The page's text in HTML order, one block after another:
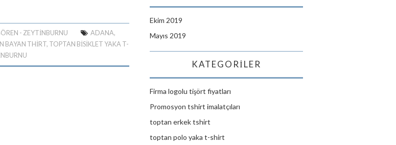
- ZEYTINBURNU ADANA,
BAYAN THIRT, TOPTAN BISIKLET YAKA T-
Ekim 2019
Mayıs 2019
KATEGORILER
Firma logolu tişört fiyatları
Promosyon tshirt imalatçıları
toptan erkek tshirt
toptan polo yaka t-shirt